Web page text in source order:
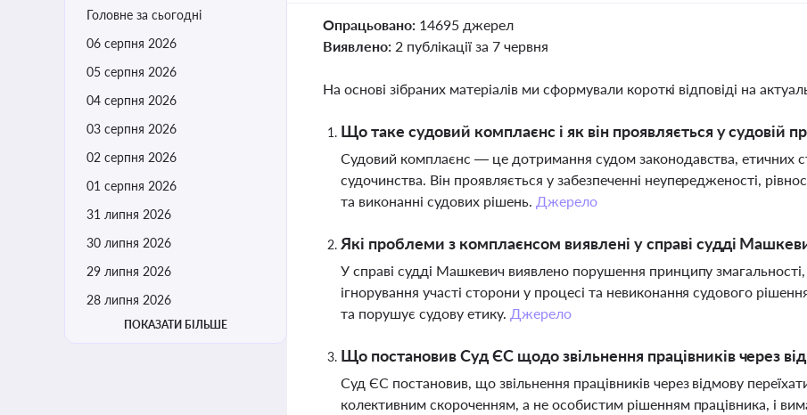
Головне за сьогодні
06 серпня 2026
05 серпня 2026
04 серпня 2026
03 серпня 2026
02 серпня 2026
01 серпня 2026
31 липня 2026
30 липня 2026
29 липня 2026
28 липня 2026
ПОКАЗАТИ БІЛЬШЕ
Опрацьовано: 14695 джерел
Виявлено: 2 публікації за 7 червня
На основі зібраних матеріалів ми сформували короткі відповіді на
Що таке судовий комплаєнс і як він проявляється у судовій
Судовий комплаєнс — це дотримання судом законодавства, етичних
судочинства. Він проявляється у забезпеченні неупередженості,
та виконанні судових рішень. Джерело
Які проблеми з комплаєнсом виявлені у справі судді
У справі судді Машкевич виявлено порушення принципу змагальності,
ігнорування участі сторони у процесі та невиконання судового
та порушує судову етику. Джерело
Що постановив Суд ЄС щодо звільнення працівників через
Суд ЄС постановив, що звільнення працівників через відмову
колективним скороченням, а не особистим рішенням працівника, і